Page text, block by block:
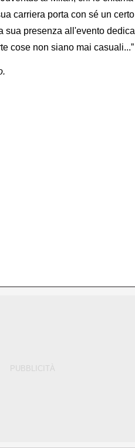
carriera porta con sé un
sua presenza all'evento
cose non siano mai casuali...”